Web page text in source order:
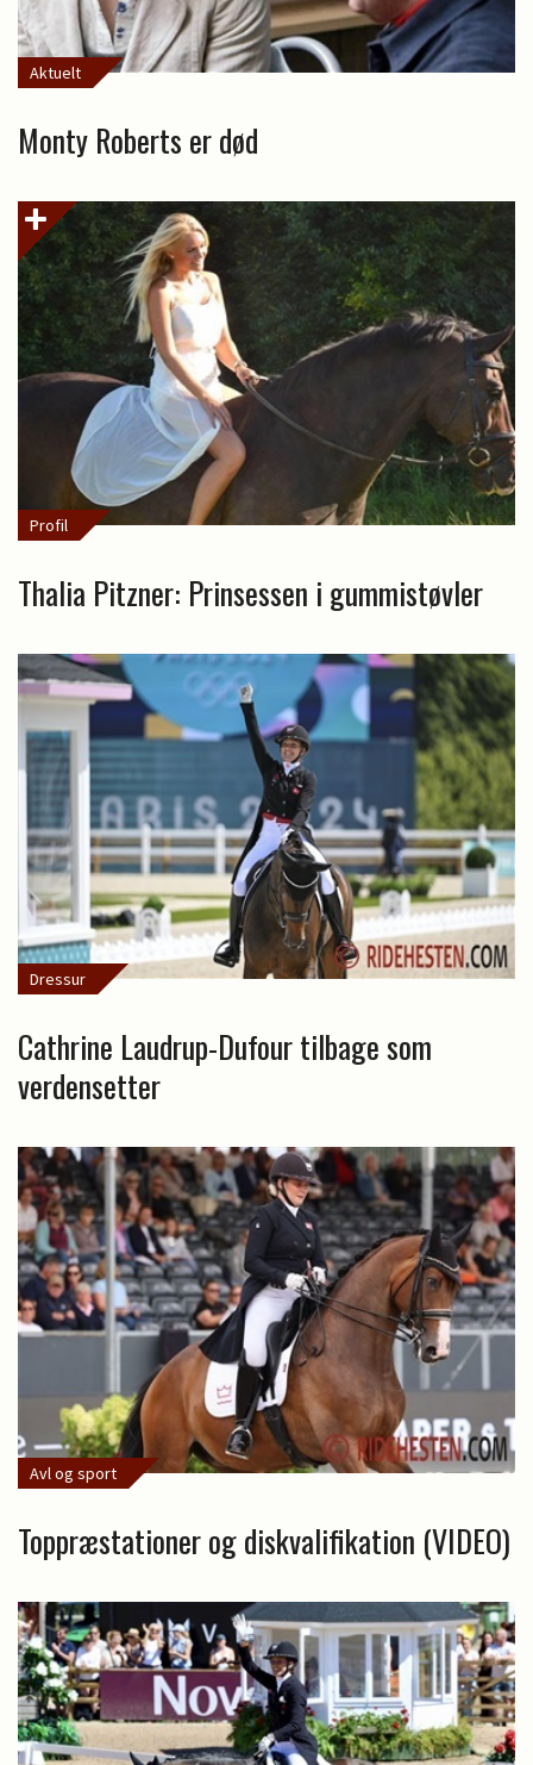
Aktuelt
Monty Roberts er død
Profil
Thalia Pitzner: Prinsessen i gummistøvler
Dressur
Cathrine Laudrup-Dufour tilbage som
verdensetter
Avl og sport
Toppræstationer og diskvalifikation (VIDEO)